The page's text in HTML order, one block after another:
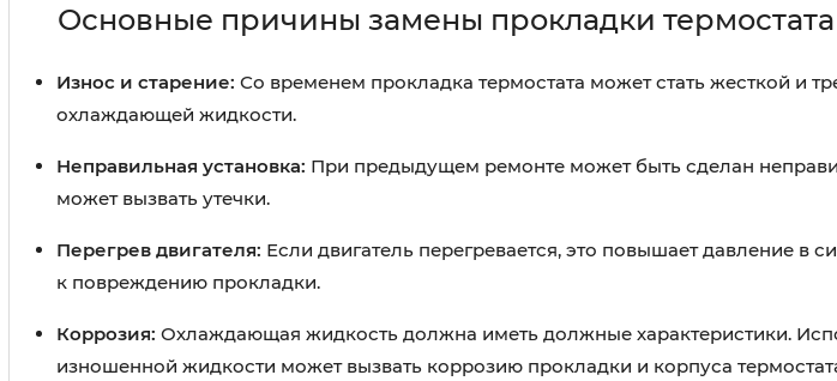
Основные причины замены прокладки термостата
Износ и старение: Со временем прокладка термостата может стать жесткой и
охлаждающей жидкости.
Неправильная установка: При предыдущем ремонте может быть сделан
может вызвать утечки.
Перегрев двигателя: Если двигатель перегревается, это повышает давление в
к повреждению прокладки.
Коррозия: Охлаждающая жидкость должна иметь должные характеристики.
изношенной жидкости может вызвать коррозию прокладки и корпуса